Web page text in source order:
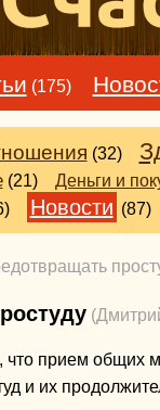
(175)
(32)
(21) Деньги и
Новости (87)
прием общих
и их